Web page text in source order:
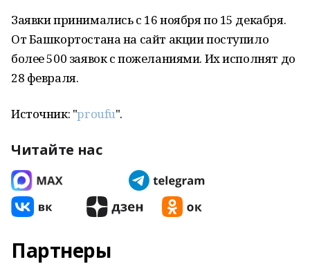
Заявки принимались с 16 ноября по 15 декабря.
От Башкортостана на сайт акции поступило
более 500 заявок с пожеланиями. Их исполнят до
28 февраля.
Источник: "proufu".
Читайте нас
Партнеры